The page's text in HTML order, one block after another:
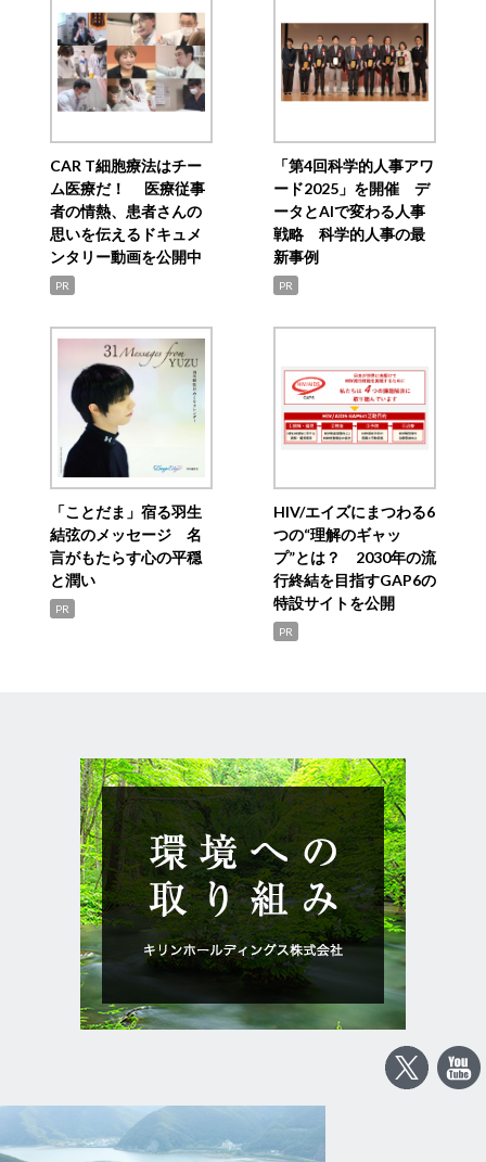
CAR T細胞療法はチー
ム医療だ！ 医療従事
者の情熱、患者さんの
思いを伝えるドキュメ
ンタリー動画を公開中
PR
「第4回科学的人事アワ
ード2025」を開催 デ
ータとAIで変わる人事
戦略 科学的人事の最
新事例
PR
「ことだま」宿る羽生
結弦のメッセージ 名
言がもたらす心の平穏
と潤い
PR
HIV/エイズにまつわる6
つの“理解のギャッ
プ”とは？ 2030年の流
行終結を目指すGAP6の
特設サイトを公開
PR